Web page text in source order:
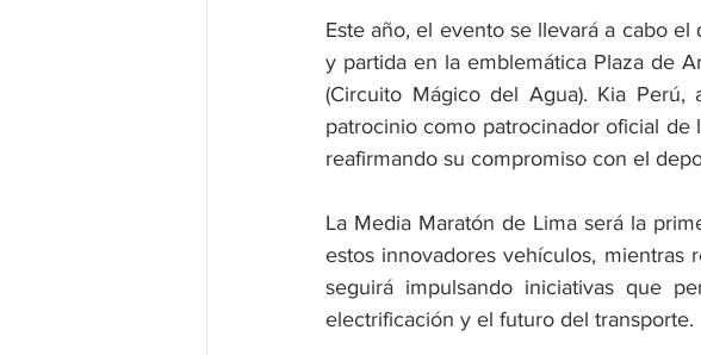
Este año, el evento se llevará a cabo
y partida en la emblemática Plaza de
(Circuito Mágico del Agua). Kia
patrocinio como patrocinador oficial
reafirmando su compromiso con el
La Media Maratón de Lima será la
estos innovadores vehículos, mientras
seguirá impulsando iniciativas que
electrificación y el futuro del transporte.